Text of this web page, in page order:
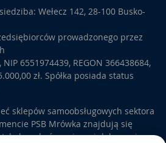
Wełecz 142, 28-100 Busko-
prowadzonego przez
6551974439, REGON 366438684,
zł. Spółka posiada status
sklepów samoobsługowych sektora
PSB Mrówka znajdują się
wykończeniowe i dekoracyjne,